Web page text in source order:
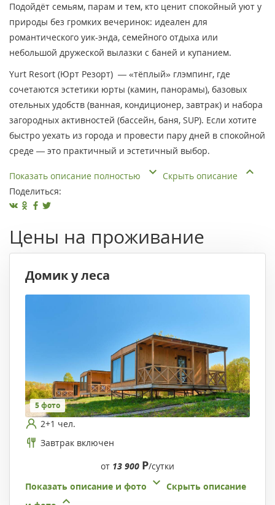
Подойдёт семьям, парам и тем, кто ценит спокойный уют у
природы без громких вечеринок: идеален для
романтического уик-энда, семейного отдыха или
небольшой дружеской вылазки с баней и купанием.
Yurt Resort (Юрт Резорт) — «тёплый» глэмпинг, где
сочетаются эстетики юрты (камин, панорамы), базовых
отельных удобств (ванная, кондиционер, завтрак) и набора
загородных активностей (бассейн, баня, SUP). Если хотите
быстро уехать из города и провести пару дней в спокойной
среде — это практичный и эстетичный выбор.
Показать описание полностью
Скрыть описание
Поделиться:
Цены на проживание
Домик у леса
5 фото
2+1 чел.
Завтрак включен
от 13 900 Р/сутки
Показать описание и фото
Скрыть описание